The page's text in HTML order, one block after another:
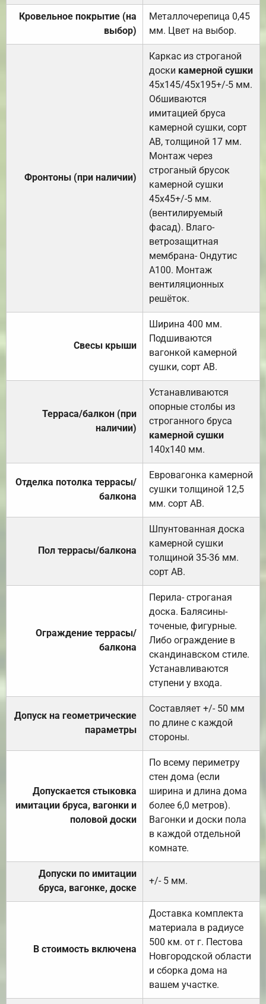
Кровельное покрытие (на
выбор)
Металлочерепица 0,45
мм. Цвет на выбор.
Фронтоны (при наличии)
Каркас из строганой
доски камерной сушки
45х145/45х195+/-5 мм.
Обшиваются
имитацией бруса
камерной сушки, сорт
АВ, толщиной 17 мм.
Монтаж через
строганый брусок
камерной сушки
45х45+/-5 мм.
(вентилируемый
фасад). Влаго-
ветрозащитная
мембрана- Ондутис
А100. Монтаж
вентиляционных
решёток.
Свесы крыши
Ширина 400 мм.
Подшиваются
вагонкой камерной
сушки, сорт АВ.
Терраса/балкон (при
наличии)
Устанавливаются
опорные столбы из
строганного бруса
камерной сушки
140х140 мм.
Отделка потолка террасы/
балкона
Евровагонка камерной
сушки толщиной 12,5
мм. сорт АВ.
Пол террасы/балкона
Шпунтованная доска
камерной сушки
толщиной 35-36 мм.
сорт АВ.
Ограждение террасы/
балкона
Перила- строганая
доска. Балясины-
точеные, фигурные.
Либо ограждение в
скандинавском стиле.
Устанавливаются
ступени у входа.
Допуск на геометрические
параметры
Составляет +/- 50 мм
по длине с каждой
стороны.
Допускается стыковка
имитации бруса, вагонки и
половой доски
По всему периметру
стен дома (если
ширина и длина дома
более 6,0 метров).
Вагонки и доски пола
в каждой отдельной
комнате.
Допуски по имитации
бруса, вагонке, доске
+/- 5 мм.
В стоимость включена
Доставка комплекта
материала в радиусе
500 км. от г. Пестова
Новгородской области
и сборка дома на
вашем участке.